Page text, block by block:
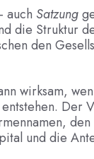
auch Satzung
die Struktur
den
wirksam,
Der
und die